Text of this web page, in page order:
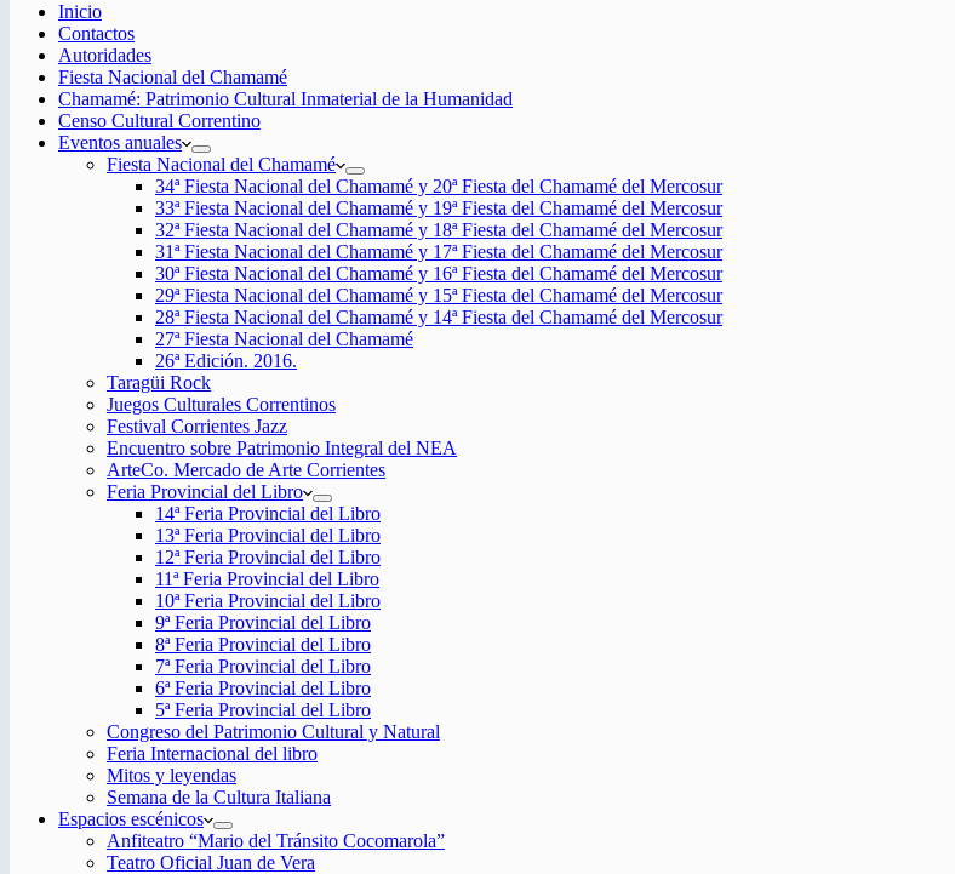
Inicio
Contactos
Autoridades
Fiesta Nacional del Chamamé
Chamamé: Patrimonio Cultural Inmaterial de la Humanidad
Censo Cultural Correntino
Eventos anuales
Fiesta Nacional del Chamamé
34ª Fiesta Nacional del Chamamé y 20ª Fiesta del Chamamé del Mercosur
33ª Fiesta Nacional del Chamamé y 19ª Fiesta del Chamamé del Mercosur
32ª Fiesta Nacional del Chamamé y 18ª Fiesta del Chamamé del Mercosur
31ª Fiesta Nacional del Chamamé y 17ª Fiesta del Chamamé del Mercosur
30ª Fiesta Nacional del Chamamé y 16ª Fiesta del Chamamé del Mercosur
29ª Fiesta Nacional del Chamamé y 15ª Fiesta del Chamamé del Mercosur
28ª Fiesta Nacional del Chamamé y 14ª Fiesta del Chamamé del Mercosur
27ª Fiesta Nacional del Chamamé
26ª Edición. 2016.
Taragüi Rock
Juegos Culturales Correntinos
Festival Corrientes Jazz
Encuentro sobre Patrimonio Integral del NEA
ArteCo. Mercado de Arte Corrientes
Feria Provincial del Libro
14ª Feria Provincial del Libro
13ª Feria Provincial del Libro
12ª Feria Provincial del Libro
11ª Feria Provincial del Libro
10ª Feria Provincial del Libro
9ª Feria Provincial del Libro
8ª Feria Provincial del Libro
7ª Feria Provincial del Libro
6ª Feria Provincial del Libro
5ª Feria Provincial del Libro
Congreso del Patrimonio Cultural y Natural
Feria Internacional del libro
Mitos y leyendas
Semana de la Cultura Italiana
Espacios escénicos
Anfiteatro “Mario del Tránsito Cocomarola”
Teatro Oficial Juan de Vera